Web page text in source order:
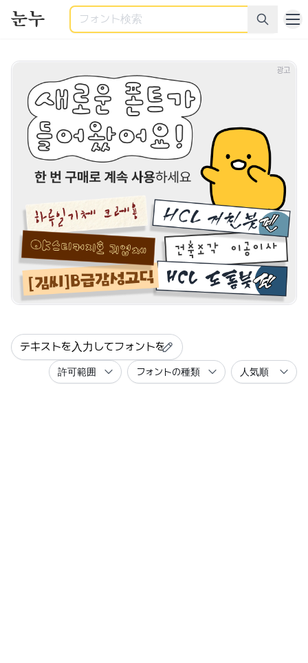
検索
광고
許可範囲 フォントの種類 人気順